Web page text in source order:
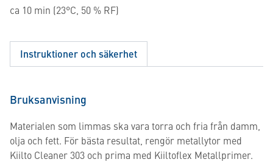
ca 10 min (23°C, 50 % RF)
Instruktioner och säkerhet
Bruksanvisning
Materialen som limmas ska vara torra och fria från damm,
olja och fett. För bästa resultat, rengör metallytor med
Kiilto Cleaner 303 och prima med Kiiltoflex Metallprimer.